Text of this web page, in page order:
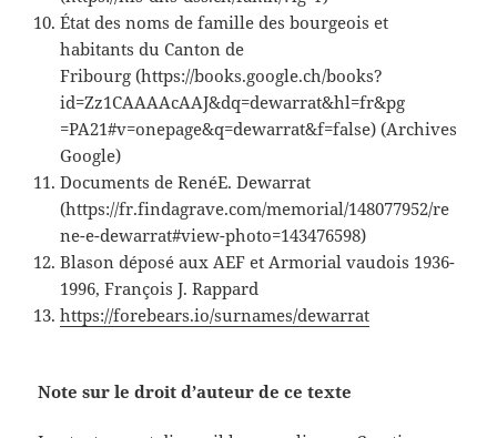
État des noms de famille des bourgeois et
habitants du Canton de
Fribourg (https://books.google.ch/books?
id=Zz1CAAAAcAAJ&dq=dewarrat&hl=fr&pg
=PA21#v=onepage&q=dewarrat&f=false) (Archives
Google)
Documents de RenéE. Dewarrat
(https://fr.findagrave.com/memorial/148077952/re
ne-e-dewarrat#view-photo=143476598)
Blason déposé aux AEF et Armorial vaudois 1936-
1996, François J. Rappard
https://forebears.io/surnames/dewarrat
Note sur le droit d’auteur de ce texte